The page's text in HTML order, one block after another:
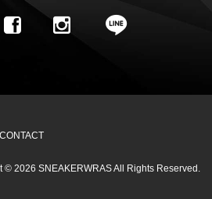
CONTACT
© 2026 SNEAKERWRASAll Rights Reserved.